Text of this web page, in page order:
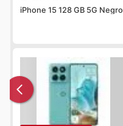
iPhone 15 128 GB 5G Negro